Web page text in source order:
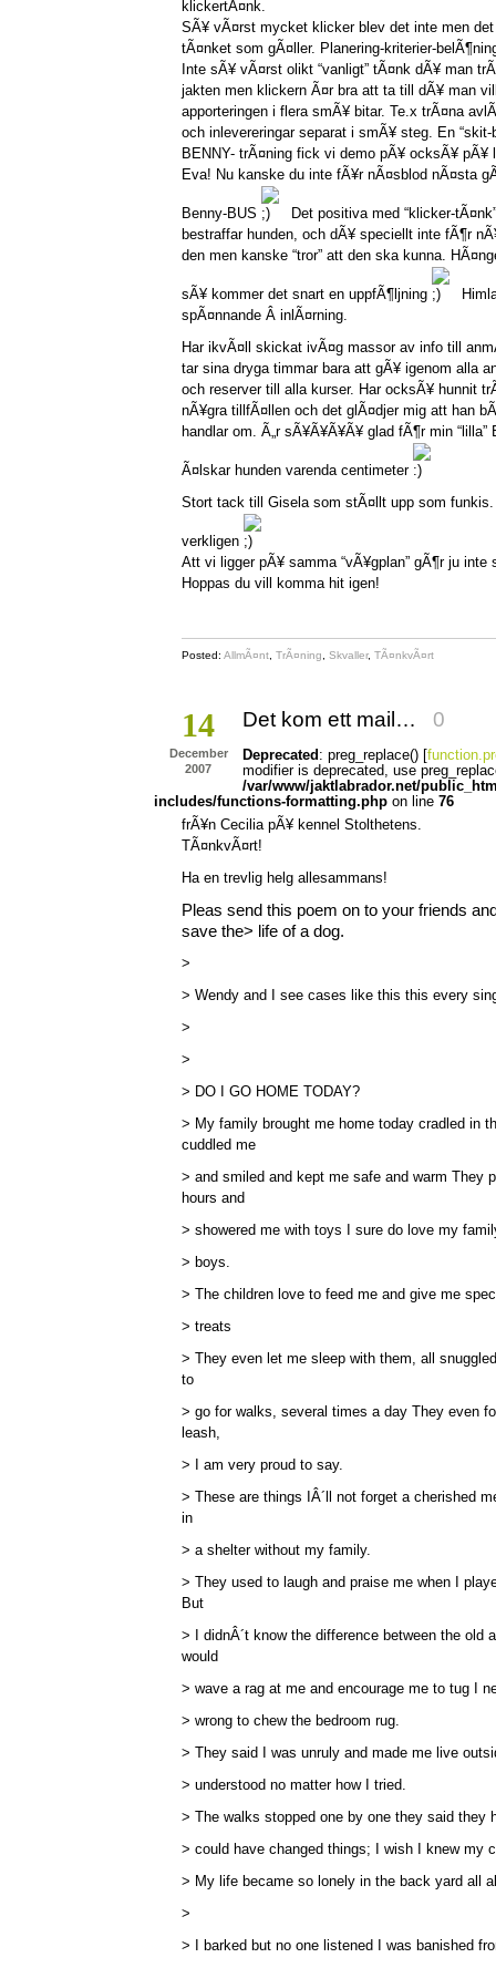
klickertÃ¤nk.
SÃ¥ vÃ¤rst mycket klicker blev det inte men
tÃ¤nket som gÃ¤ller. Planering-kriterier-
Inte sÃ¥ vÃ¤rst olikt “vanligt” tÃ¤nk dÃ¥ man
jakten men klickern Ã¤r bra att ta till dÃ¥ man
apporteringen i flera smÃ¥ bitar. Te.x trÃ¤na
och inlevereringar separat i smÃ¥ steg. En “skit-
BENNY- trÃ¤ning fick vi demo pÃ¥ ocksÃ¥ pÃ¥
Eva! Nu kanske du inte fÃ¥r nÃ¤sblod nÃ¤sta
Benny-BUS
Det positiva med “klicker-
bestraffar hunden, och dÃ¥ speciellt inte fÃ¶r
den men kanske “tror” att den ska kunna.
sÃ¥ kommer det snart en uppfÃ¶ljning
spÃ¤nnande Â inlÃ¤rning.
Har ikvÃ¤ll skickat ivÃ¤g massor av info till
tar sina dryga timmar bara att gÃ¥ igenom alla
och reserver till alla kurser. Har ocksÃ¥ hunnit
nÃ¥gra tillfÃ¤llen och det glÃ¤djer mig att han
handlar om. Ã„r sÃ¥Ã¥Ã¥Ã¥ glad fÃ¶r min
Ã¤lskar hunden varenda centimeter
Stort tack till Gisela som stÃ¤llt upp som
verkligen
Att vi ligger pÃ¥ samma “vÃ¥gplan” gÃ¶r ju inte
Hoppas du vill komma hit igen!
Posted: AllmÃ¤nt TrÃ¤ning Skvaller, TÃ¤nkvÃ¤rt
14
December
2007
Det kom ett mail… 0
Deprecated : preg_replace() [
modifier is deprecated, use
/var/www/jaktlabrador.net/
includes/functions-formatting.php on line 76
frÃ¥n Cecilia pÃ¥ kennel Stolthetens.
TÃ¤nkvÃ¤rt!
Ha en trevlig helg allesammans!
Pleas send this poem on to your friends
save the> life of a dog.
>
> Wendy and I see cases like this this every
>
>
> DO I GO HOME TODAY?
> My family brought me home today cradled in
cuddled me
> and smiled and kept me safe and warm They
hours and
> showered me with toys I sure do love my
> boys.
> The children love to feed me and give me
> treats
> They even let me sleep with them, all
to
> go for walks, several times a day They even
leash,
> I am very proud to say.
> These are things IÂ´ll not forget a cherished
in
> a shelter without my family.
> They used to laugh and praise me when I
But
> I didnÂ´t know the difference between the old
would
> wave a rag at me and encourage me to tug I
> wrong to chew the bedroom rug.
> They said I was unruly and made me live
> understood no matter how I tried.
> The walks stopped one by one they said they
> could have changed things; I wish I knew my
> My life became so lonely in the back yard all
>
> I barked but no one listened I was banished